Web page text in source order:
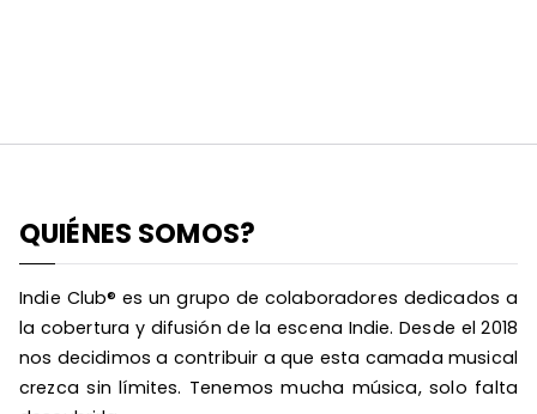
QUIÉNES SOMOS?
Indie Club® es un grupo de colaboradores dedicados a
la cobertura y difusión de la escena Indie. Desde el 2018
nos decidimos a contribuir a que esta camada musical
crezca sin límites. Tenemos mucha música, solo falta